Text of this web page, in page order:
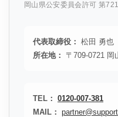
岡山県公安委員会許可 第
代表取締役： 松田 勇也
所在地：
〒709-0721 岡
TEL： 0120-007-381
MAIL：